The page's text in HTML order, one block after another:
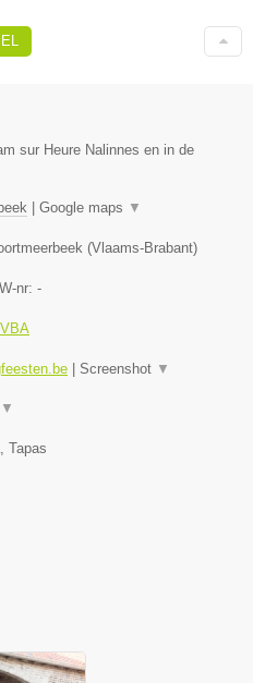
sur Heure Nalinnes en in de
Google maps ▼
(Vlaams-Brabant)
nr: -
Screenshot ▼
▼
Tapas